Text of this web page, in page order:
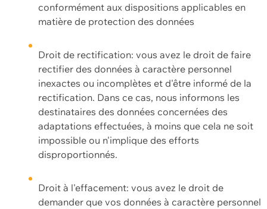
conformément aux dispositions applicables en
matière de protection des données
Droit de rectification: vous avez le droit de faire
rectifier des données à caractère personnel
inexactes ou incomplètes et d'être informé de la
rectification. Dans ce cas, nous informons les
destinataires des données concernées des
adaptations effectuées, à moins que cela ne soit
impossible ou n'implique des efforts
disproportionnés.
Droit à l'effacement: vous avez le droit de
demander que vos données à caractère personnel